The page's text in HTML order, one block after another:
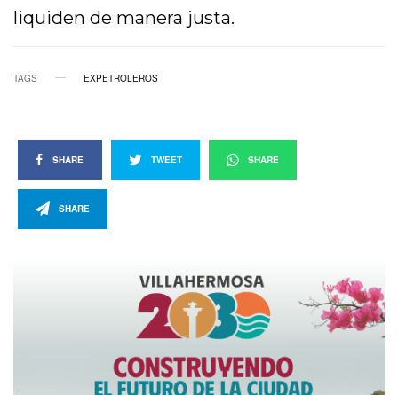
liquiden de manera justa.
TAGS EXPETROLEROS
SHARE TWEET SHARE
SHARE